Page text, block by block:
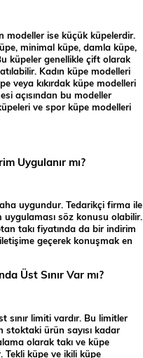
modeller ise küçük küpelerdir.
minimal küpe, damla küpe,
küpeler genellikle çift olarak
Kadın küpe modelleri
veya kıkırdak küpe modelleri
açısından bu modeller
ve spor küpe modelleri
Uygulanır mı?
uygundur. Tedarikçi firma ile
söz konusu olabilir.
takı fiyatında da bir indirim
geçerek konuşmak en
Üst Sınır Var mı?
sınır limiti vardır. Bu limitler
stoktaki ürün sayısı kadar
olarak takı ve küpe
Tekli küpe ve ikili küpe